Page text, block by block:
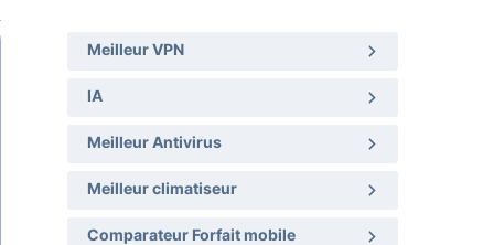
Meilleur VPN
IA
Meilleur Antivirus
Meilleur climatiseur
Comparateur Forfait mobile